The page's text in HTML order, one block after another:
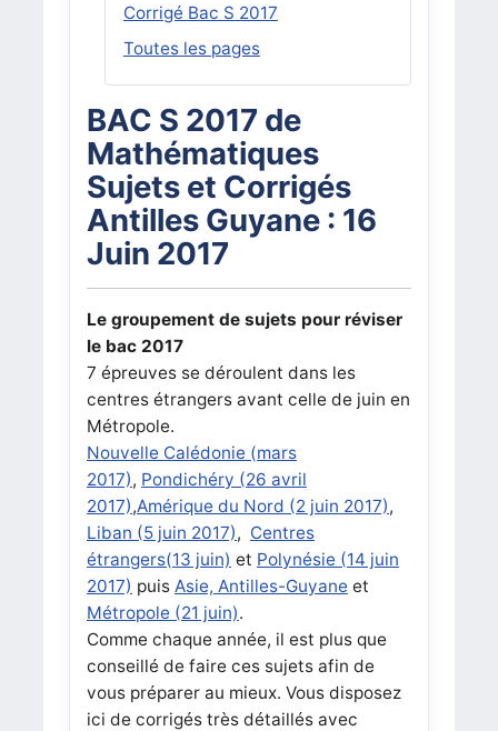
Corrigé Bac S 2017
Toutes les pages
BAC S 2017 de
Mathématiques
Sujets et Corrigés
Antilles Guyane : 16
Juin 2017
Le groupement de sujets pour réviser
le bac 2017
7 épreuves se déroulent dans les
centres étrangers avant celle de juin en
Métropole.
Nouvelle Calédonie (mars
2017), Pondichéry (26 avril
2017),Amérique du Nord (2 juin 2017),
Liban (5 juin 2017), Centres
étrangers(13 juin) et Polynésie (14 juin
2017) puis Asie, Antilles-Guyane et
Métropole (21 juin).
Comme chaque année, il est plus que
conseillé de faire ces sujets afin de
vous préparer au mieux. Vous disposez
ici de corrigés très détaillés avec